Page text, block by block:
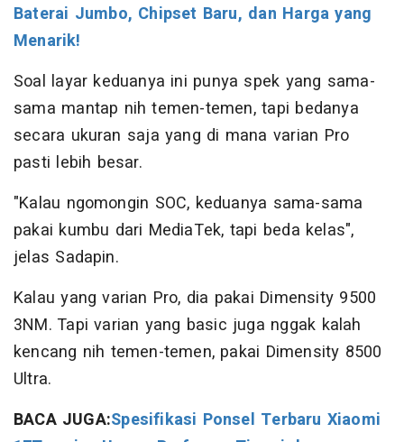
Baterai Jumbo, Chipset Baru, dan Harga yang
Menarik!
Soal layar keduanya ini punya spek yang sama-
sama mantap nih temen-temen, tapi bedanya
secara ukuran saja yang di mana varian Pro
pasti lebih besar.
"Kalau ngomongin SOC, keduanya sama-sama
pakai kumbu dari MediaTek, tapi beda kelas",
jelas Sadapin.
Kalau yang varian Pro, dia pakai Dimensity 9500
3NM. Tapi varian yang basic juga nggak kalah
kencang nih temen-temen, pakai Dimensity 8500
Ultra.
BACA JUGA:Spesifikasi Ponsel Terbaru Xiaomi